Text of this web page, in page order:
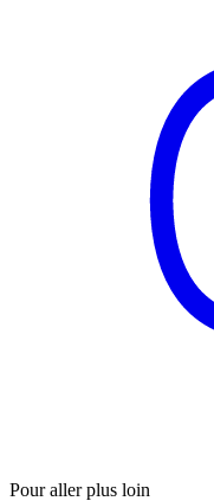
Pour aller plus loin